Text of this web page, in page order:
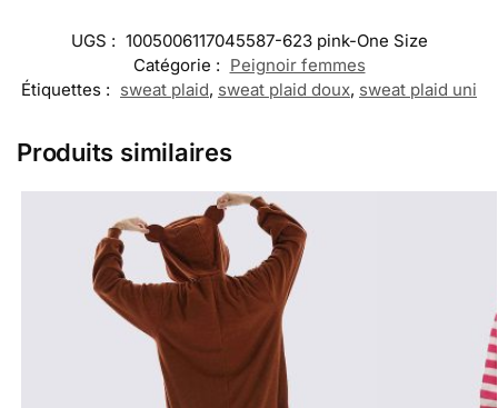
UGS : 1005006117045587-623 pink-One Size
Catégorie : Peignoir femmes
Étiquettes : sweat plaid, sweat plaid doux, sweat plaid uni
Produits similaires